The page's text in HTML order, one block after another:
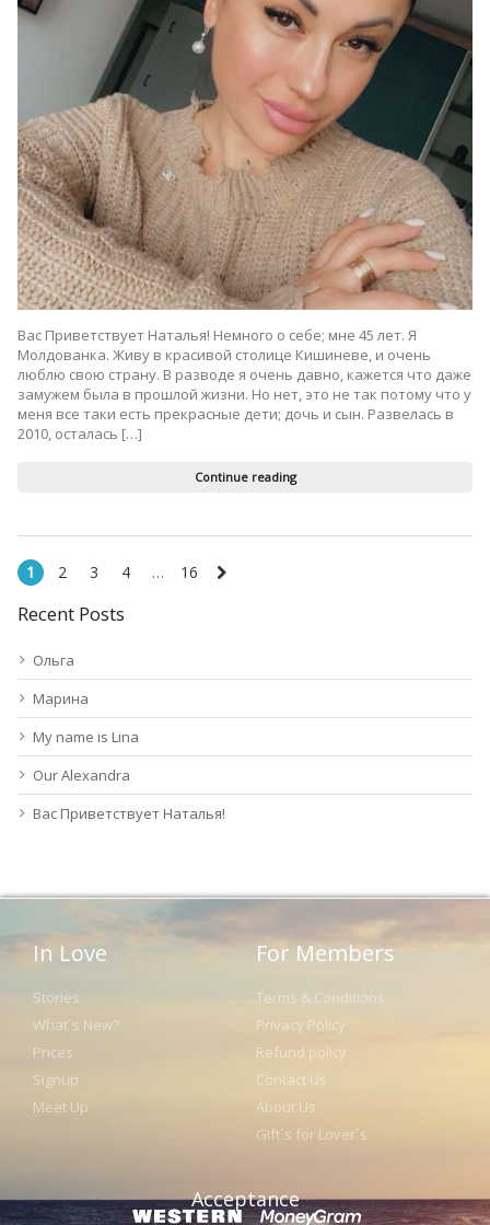
Вас Приветствует Наталья! Немного о себе; мне 45 лет. Я
Молдованка. Живу в красивой столице Кишиневе, и очень
люблю свою страну. В разводе я очень давно, кажется что даже
замужем была в прошлой жизни. Но нет, это не так потому что у
меня все таки есть прекрасные дети; дочь и сын. Развелась в
2010, осталась […]
Continue reading
1 2 3 4 … 16
Recent Posts
Ольга
Марина
My name is Lina
Our Alexandra
Вас Приветствует Наталья!
In Love
Stories
What´s New?
Prices
Signup
Meet Up
For Members
Terms & Conditions
Privacy Policy
Refund policy
Contact Us
About Us
Gift´s for Lover´s
Acceptance